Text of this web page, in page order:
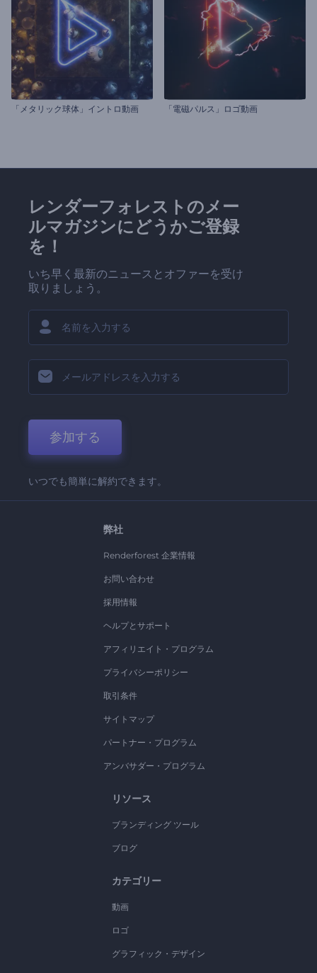
「メタリック球体」イントロ動画 「電磁パルス」ロゴ動画
レンダーフォレストのメー
ルマガジンにどうかご登録
を！
いち早く最新のニュースとオファーを受け
取りましょう。
参加する
いつでも簡単に解約できます。
弊社
Renderforest 企業情報
お問い合わせ
採用情報
ヘルプとサポート
アフィリエイト・プログラム
プライバシーポリシー
取引条件
サイトマップ
パートナー・プログラム
アンバサダー・プログラム
リソース
ブランディング ツール
ブログ
カテゴリー
動画
ロゴ
グラフィック・デザイン